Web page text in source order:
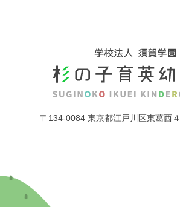
〒134-0084 東京都江戸川区東葛西